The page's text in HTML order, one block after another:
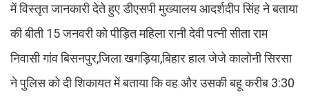
में विस्तृत जानकारी देते हुए डीएसपी मुख्यालय आदर्शदीप सिंह ने बताया
की बीती 15 जनवरी को पीड़ित महिला रानी देवी पत्नी सीता राम
निवासी गांव बिसनपुर,जिला खगड़िया,बिहार हाल जेजे कालोनी सिरसा
ने पुलिस को दी शिकायत में बताया कि वह और उसकी बहू करीब 3:30